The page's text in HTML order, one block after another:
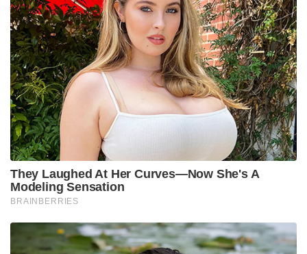
They Laughed At Her Curves—Now She's A
Modeling Sensation
BRAINBERRIES